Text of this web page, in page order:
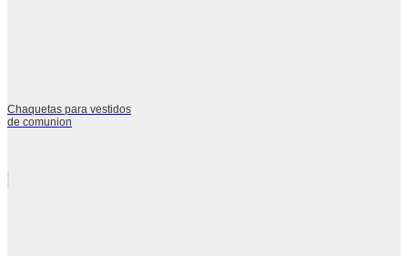
Chaquetas para vestidos
de comunion